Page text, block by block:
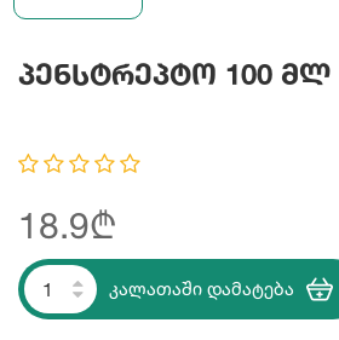
Პენსტრეპტო 100 Მლ
18.9₾
კალათაში დამატება